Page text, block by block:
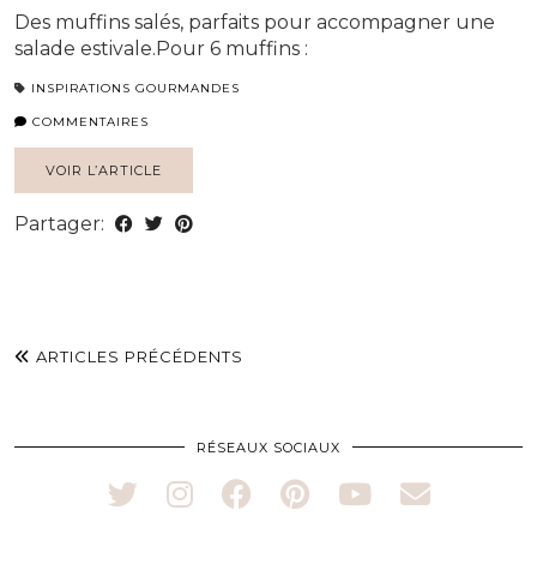
Des muffins salés, parfaits pour accompagner une
salade estivale.Pour 6 muffins :
INSPIRATIONS GOURMANDES
COMMENTAIRES
VOIR L’ARTICLE
Partager:
ARTICLES PRÉCÉDENTS
RÉSEAUX SOCIAUX